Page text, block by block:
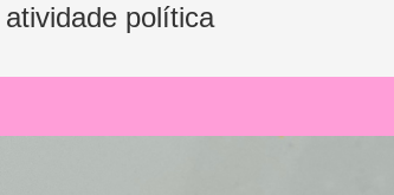
política